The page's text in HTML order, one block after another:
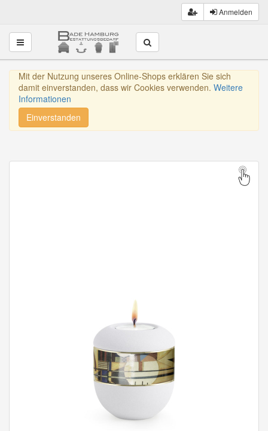
Anmelden
Toggle navigation
Mit der Nutzung unseres Online-Shops erklären Sie sich
damit einverstanden, dass wir Cookies verwenden. Weitere
Informationen
Einverstanden